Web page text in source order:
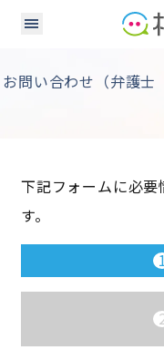
お問い合わせ（弁護士
下記フォームに必
す。